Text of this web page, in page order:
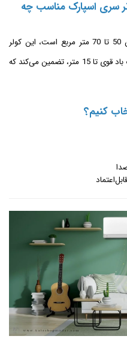
گلد اینورتر سری اسپارک مناسب چه
اگر فضای خانه، مغازه یا دفتر کار شما بین 50 تا 70 متر مربع است، این کولر
گازی گزینه‌ای بی‌نظیر برای شماست. پرتاب باد قوی تا 15 متر، تضمین می‌کند که